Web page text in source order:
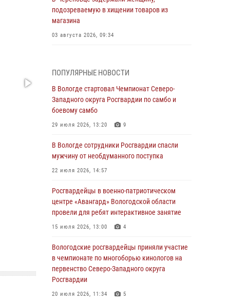
подозреваемую в хищении товаров из
магазина
03 августа 2026, 09:34
округа Росгвардии по спортивному и боевому
самбо
03 августа 2026, 08:54 8 1
ЗА МИНУВШУЮ НЕДЕЛЮ СОТРУДНИКАМИ
В ВОЛОГОДСКОЙ ОБЛАСТИ ЗАДЕРЖАНО 23
ПРАВОНАРУШИТЕЛЯ
02 августа 2026, 10:37
Росгвардейцы в г. Соколе задержали
несовершеннолетнего нарушителя
на питбайке
31 июля 2026, 06:43
В Вологде стартовал Чемпионат Северо-
Западного округа Росгвардии по самбо и
боевому самбо
29 июля 2026, 13:20
ПОПУЛЯРНЫЕ НОВОСТИ
В Вологде стартовал Чемпионат Северо-
Западного округа Росгвардии по самбо и
боевому самбо
29 июля 2026, 13:20 9
В Вологде сотрудники Росгвардии спасли
мужчину от необдуманного поступка
22 июля 2026, 14:57
Росгвардейцы в военно-патриотическом
центре «Авангард» Вологодской области
провели для ребят интерактивное занятие
15 июля 2026, 13:00 4
Вологодские росгвардейцы приняли участие
в чемпионате по многоборью кинологов на
первенство Северо-Западного округа
Росгвардии
20 июля 2026, 11:34 5